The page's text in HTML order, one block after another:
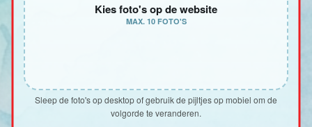
Kies foto's op de website
MAX. 10 FOTO'S
Sleep de foto's op desktop of gebruik de pijltjes op mobiel om de
volgorde te veranderen.